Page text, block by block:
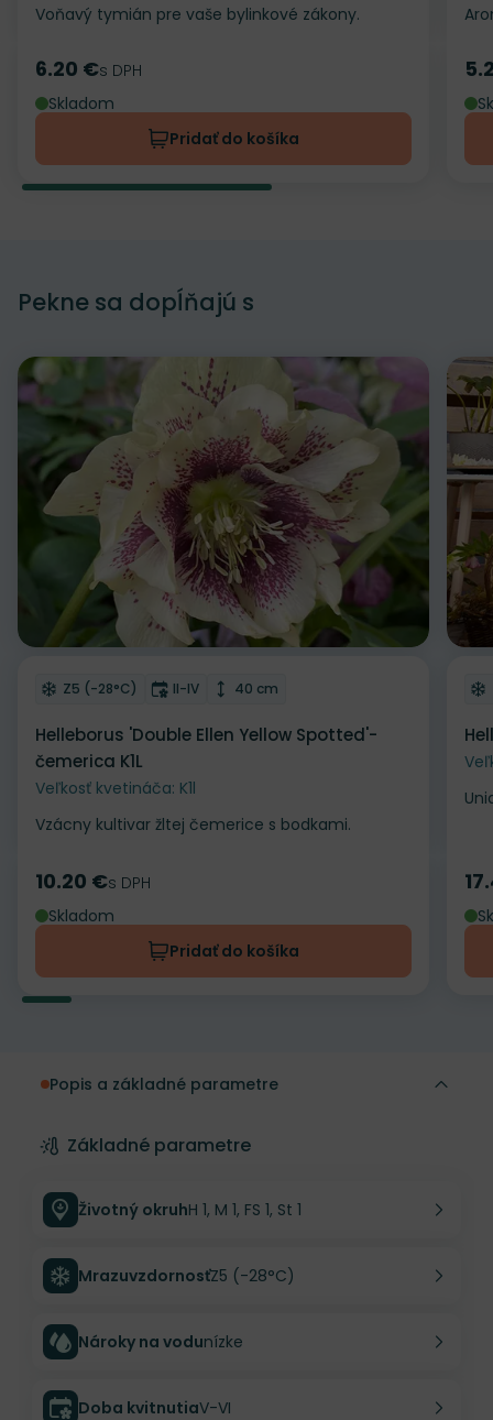
Voňavý tymián pre vaše bylinkové zákony.
Cena
6.20 €s DPH
Skladom
Pridať do košíka
Pekne sa dopĺňajú s
Odober do zoznamu želaní
Mrazuvzdornosť
Z5 (-28°C) Doba kvitnutia
II-IV Výška rastliny
40 cm
Helleborus 'Double Ellen Yellow Spotted'-
čemerica K1L
Veľkosť kvetináča: K1l
Vzácny kultivar žltej čemerice s bodkami.
Cena
10.20 €s DPH
Skladom
Pridať do košíka
Popis a základné parametre
Základné parametre
Životný okruhH 1, M 1, FS 1, St 1
MrazuvzdornosťZ5 (-28°C)
Nároky na vodunízke
Doba kvitnutiaV-VI